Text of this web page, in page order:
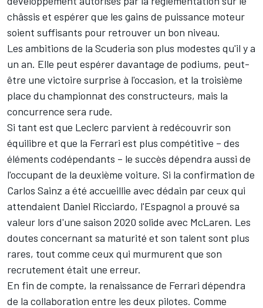
châssis et espérer que les gains de puissance moteur
soient suffisants pour retrouver un bon niveau.
Les ambitions de la Scuderia son plus modestes qu'il y a
un an. Elle peut espérer davantage de podiums, peut-
être une victoire surprise à l'occasion, et la troisième
place du championnat des constructeurs, mais la
concurrence sera rude.
Si tant est que Leclerc parvient à redécouvrir son
équilibre et que la Ferrari est plus compétitive – des
éléments codépendants – le succès dépendra aussi de
l'occupant de la deuxième voiture. Si la confirmation de
Carlos Sainz a été accueillie avec dédain par ceux qui
attendaient Daniel Ricciardo, l'Espagnol a prouvé sa
valeur lors d'une saison 2020 solide avec McLaren. Les
doutes concernant sa maturité et son talent sont plus
rares, tout comme ceux qui murmurent que son
recrutement était une erreur.
En fin de compte, la renaissance de Ferrari dépendra
de la collaboration entre les deux pilotes. Comme